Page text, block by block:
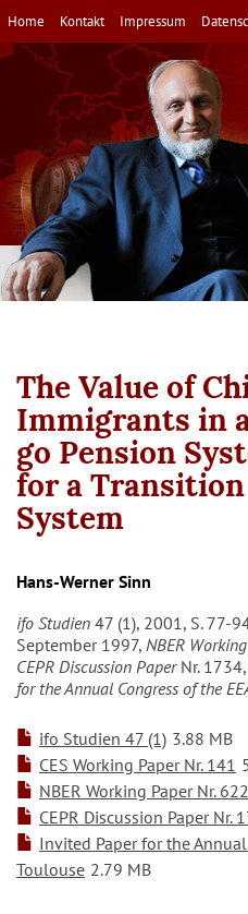
Direkt
zum
Inhalt
Home Kontakt Impressum
The Value of
Immigrants in
go Pension
for a Transition
System
Hans-Werner Sinn
ifo Studien 47 (1), 2001, S. 77-
September 1997, NBER
CEPR Discussion PaperNr.
for the Annual Congress of the
ifo Studien 47 (1) 3.88 MB
CES Working Paper Nr. 141
NBER Working Paper Nr.
CEPR Discussion Paper Nr.
Invited Paper for the
Toulouse 2.79 MB